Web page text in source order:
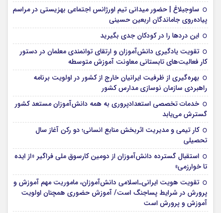
ساوجبلاغ | حضور میدانی تیم اورژانس اجتماعی بهزیستی در مراسم
پیاده‌روی جاماندگان اربعین حسینی
این درد‌ها را در کودکان جدی بگیرید
تقویت یادگیری دانش‌آموزان و ارتقای توانمندی معلمان در دستور
کار فعالیت‌های تابستانی معاونت آموزش متوسطه
بهره‌گیری از ظرفیت ایرانیان خارج از کشور در اولویت برنامه
راهبردی سازمان نوسازی مدارس کشور
خدمات تخصصی استعدادپروری به همه دانش‌آموزان مستعد کشور
گسترش می‌یابد
کار تیمی و مدیریت اثربخش منابع انسانی؛ دو رکن آغاز سال
تحصیلی
استقبال گسترده دانش‌آموزان از دومین کارسوق ملی فراگیر «از ایده
تا خوارزمی»
تقویت هویت ایرانی‌ـ‌اسلامی دانش‌آموزان، ماموریت مهم آموزش و
پرورش در شرایط پساجنگ است/ آموزش حضوری همچنان اولویت
آموزش و پرورش است